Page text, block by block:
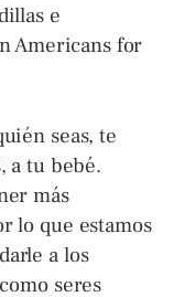
e
Americans for
seas, te
a tu bebé.
más
lo que estamos
a los
seres